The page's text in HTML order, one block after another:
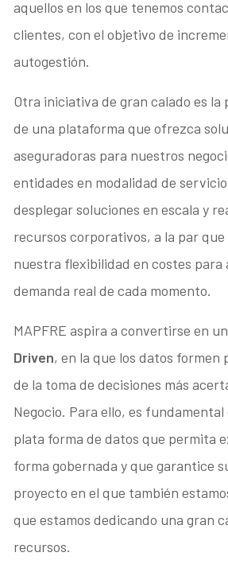
aquellos en los que tenemos
clientes, con el objetivo de
autogestión.
Otra iniciativa de gran calado es la
de una plataforma que ofrezca
aseguradoras para nuestros
entidades en modalidad de
desplegar soluciones en escala y
recursos corporativos, a la par
nuestra flexibilidad en costes para
demanda real de cada momento.
MAPFRE aspira a convertirse en
Driven, en la que los datos
de la toma de decisiones más
Negocio. Para ello, es
plata forma de datos que permita
forma gobernada y que garantice
proyecto en el que también
que estamos dedicando una gran
recursos.